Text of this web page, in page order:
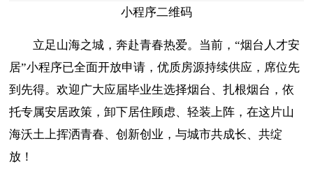
小程序二维码
立足山海之城，奔赴青春热爱。当前，“烟台人才安
居”小程序已全面开放申请，优质房源持续供应，席位先
到先得。欢迎广大应届毕业生选择烟台、扎根烟台，依
托专属安居政策，卸下居住顾虑、轻装上阵，在这片山
海沃土上挥洒青春、创新创业，与城市共成长、共绽
放！